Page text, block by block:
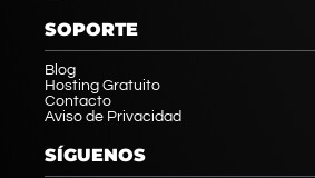
SOPORTE
Blog
Hosting Gratuito
Contacto
Aviso de Privacidad
SÍGUENOS